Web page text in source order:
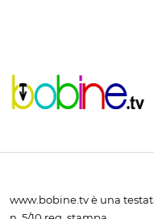
www.bobine.tv è una